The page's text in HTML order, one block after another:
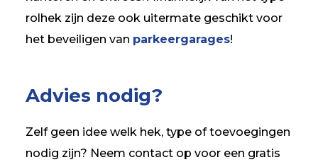
rolhek zijn deze ook uitermate geschikt voor
het beveiligen van parkeergarages!
Advies nodig?
Zelf geen idee welk hek, type of toevoegingen
nodig zijn? Neem contact op voor een gratis